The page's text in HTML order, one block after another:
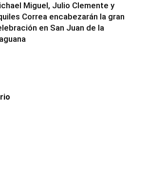
Miguel, Julio Clemente y
Correa encabezarán la gran
en San Juan de la